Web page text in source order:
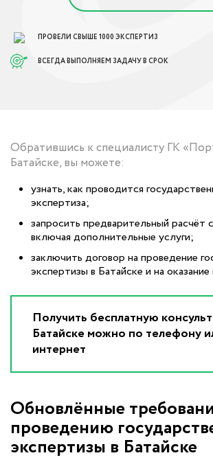
ПРОВЕЛИ СВЫШЕ 1000 ЭКСПЕРТИЗ
ВСЕГДА ВЫПОЛНЯЕМ ЗАДАЧУ В СРОК
Обратившись к специалисту ГК
Батайске, вы можете:
узнать, как проводится
экспертиза;
запросить предварительный расчёт
включая дополнительные услуги;
заключить договор на проведение
экспертизы в Батайске и на оказание
Получить бесплатную
Батайске можно по телефону
интернет
Обновлённые
проведению
экспертизы в Батайске